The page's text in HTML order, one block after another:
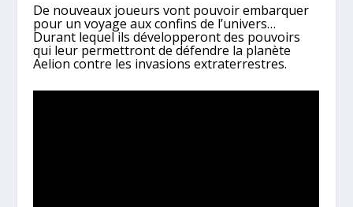
De nouveaux joueurs vont pouvoir embarquer
pour un voyage aux confins de l’univers…
Durant lequel ils développeront des pouvoirs
qui leur permettront de défendre la planète
Aelion contre les invasions extraterrestres.